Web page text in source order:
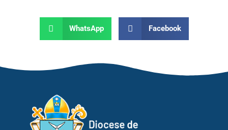
WhatsApp Facebook